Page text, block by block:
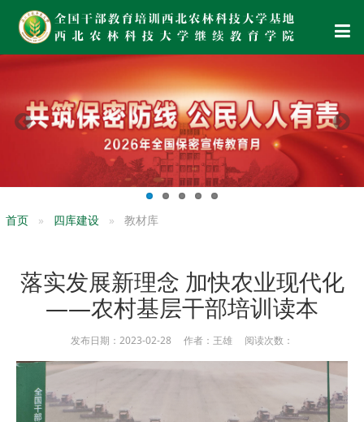
首页 四库建设 教材库
落实发展新理念 加快农业现代化
——农村基层干部培训读本
发布日期：2023-02-28 作者：王雄 阅读次数：